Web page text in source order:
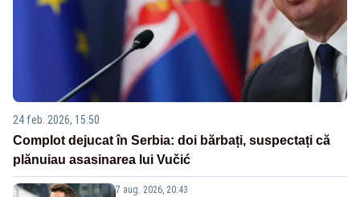
24 feb. 2026, 15:50
Complot dejucat în Serbia: doi bărbați, suspectați că
plănuiau asasinarea lui Vučić
7 aug. 2026, 20:43